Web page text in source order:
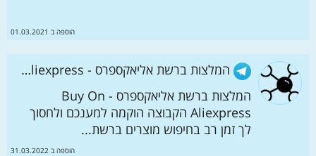
הוספה ב 01.03.2021
המלצות ברשת אליאקספרס - Buy On Aliexpress
המלצות ברשת אליאקספרס - Buy On
Aliexpress הקבוצה הוקמה למענכם ולחסוך
לך זמן רב בחיפוש מוצרים ברשת...
הוספה ב 31.03.2022